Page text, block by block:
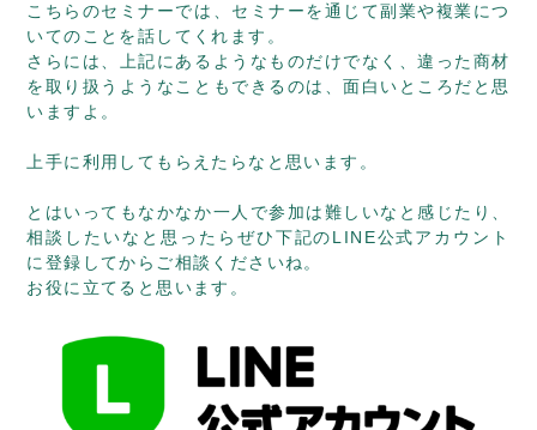
こちらのセミナーでは、セミナーを通じて副業や複業につ
いてのことを話してくれます。
さらには、上記にあるようなものだけでなく、違った商材
を取り扱うようなこともできるのは、面白いところだと思
いますよ。
上手に利用してもらえたらなと思います。
とはいってもなかなか一人で参加は難しいなと感じたり、
相談したいなと思ったらぜひ下記のLINE公式アカウント
に登録してからご相談くださいね。
お役に立てると思います。